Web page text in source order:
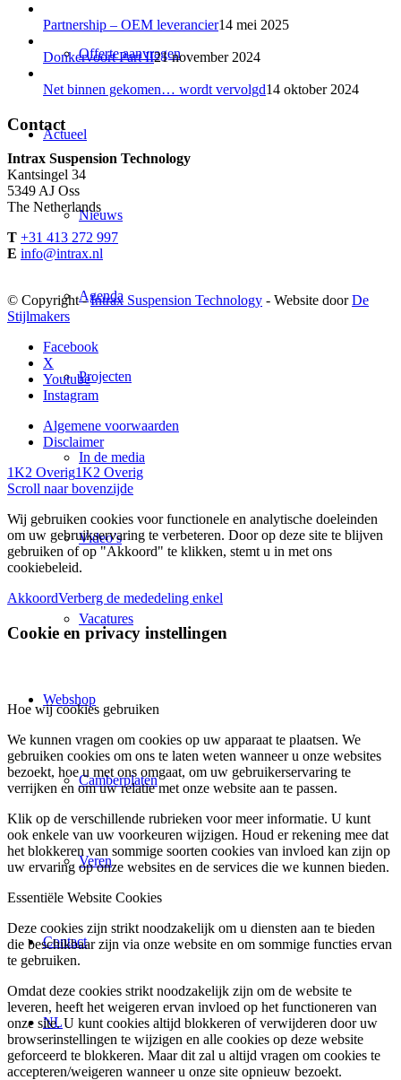
Offerte aanvragen
Actueel
Nieuws
Agenda
Projecten
In de media
Video’s
Vacatures
Webshop
Camberplaten
Veren
Contact
NL
Partnership – OEM leverancier14 mei 2025
Donkervoort Part II21 november 2024
Net binnen gekomen… wordt vervolgd14 oktober 2024
Contact
Intrax Suspension Technology
Kantsingel 34
5349 AJ Oss
The Netherlands
T +31 413 272 997
E info@intrax.nl
© Copyright -Intrax Suspension Technology - Website doorDe
Stijlmakers
Facebook
X
Youtube
Instagram
Algemene voorwaarden
Disclaimer
1K2 Overig1K2 Overig
Scroll naar bovenzijde
Wij gebruiken cookies voor functionele en analytische doeleinden
om uw gebruikservaring te verbeteren. Door op deze site te blijven
gebruiken of op "Akkoord" te klikken, stemt u in met ons
cookiebeleid.
AkkoordVerberg de mededeling enkel
Cookie en privacy instellingen
Hoe wij cookies gebruiken
We kunnen vragen om cookies op uw apparaat te plaatsen. We
gebruiken cookies om ons te laten weten wanneer u onze websites
bezoekt, hoe u met ons omgaat, om uw gebruikerservaring te
verrijken en om uw relatie met onze website aan te passen.
Klik op de verschillende rubrieken voor meer informatie. U kunt
ook enkele van uw voorkeuren wijzigen. Houd er rekening mee dat
het blokkeren van sommige soorten cookies van invloed kan zijn op
uw ervaring op onze websites en de services die we kunnen bieden.
Essentiële Website Cookies
Deze cookies zijn strikt noodzakelijk om u diensten aan te bieden
die beschikbaar zijn via onze website en om sommige functies ervan
te gebruiken.
Omdat deze cookies strikt noodzakelijk zijn om de website te
leveren, heeft het weigeren ervan invloed op het functioneren van
onze site. U kunt cookies altijd blokkeren of verwijderen door uw
browserinstellingen te wijzigen en alle cookies op deze website
geforceerd te blokkeren. Maar dit zal u altijd vragen om cookies te
accepteren/weigeren wanneer u onze site opnieuw bezoekt.